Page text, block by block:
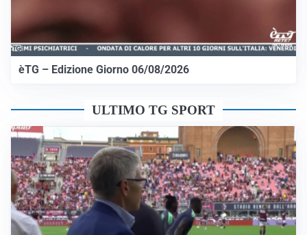
èTG – Edizione Giorno 06/08/2026
ULTIMO TG SPORT